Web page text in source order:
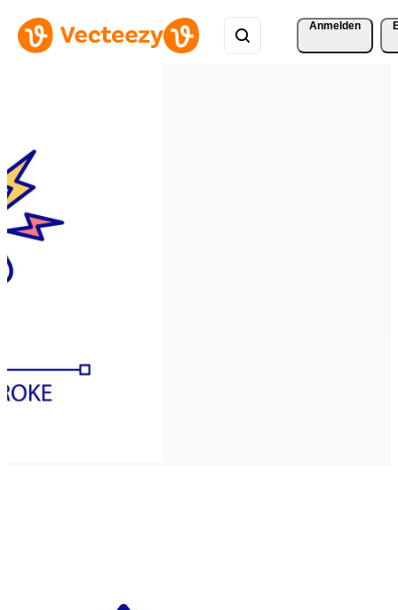
Anmelden